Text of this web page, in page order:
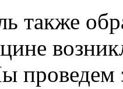
также
проведем